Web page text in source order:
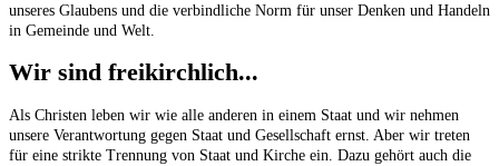
unseres Glaubens und die verbindliche Norm für unser Denken und Handeln
in Gemeinde und Welt.
Wir sind freikirchlich...
Als Christen leben wir wie alle anderen in einem Staat und wir nehmen
unsere Verantwortung gegen Staat und Gesellschaft ernst. Aber wir treten
für eine strikte Trennung von Staat und Kirche ein. Dazu gehört auch die